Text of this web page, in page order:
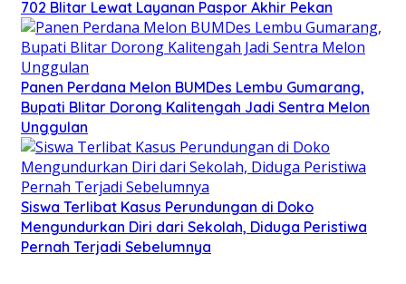
702 Blitar Lewat Layanan Paspor Akhir Pekan
Panen Perdana Melon BUMDes Lembu Gumarang,
Bupati Blitar Dorong Kalitengah Jadi Sentra Melon
Unggulan
Siswa Terlibat Kasus Perundungan di Doko
Mengundurkan Diri dari Sekolah, Diduga Peristiwa
Pernah Terjadi Sebelumnya